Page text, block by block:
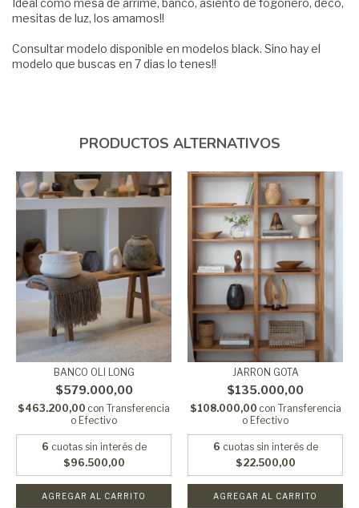
mesitas de luz, los amamos!!
Consultar modelo disponible en modelos black. Sino hay el
modelo que buscas en 7 dias lo tenes!!
PRODUCTOS ALTERNATIVOS
BANCO OLI LONG
$579.000,00
$463.200,00 con Transferencia
o Efectivo
6 cuotas sin interés de
$96.500,00
AGREGAR AL CARRITO
JARRON GOTA
$135.000,00
$108.000,00 con Transferencia
o Efectivo
6 cuotas sin interés de
$22.500,00
AGREGAR AL CARRITO